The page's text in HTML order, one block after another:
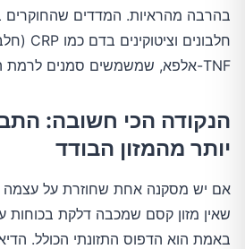
בהרבה מהראיות. המדדים שהחוקרים
TNF-אלפא, שמשמשים סמנים לרמת הדלקת בגוף.
הנקודה הכי חשובה:
יותר מהמזון הבודד
אם יש מסקנה אחת שחוזרת על עצמה
שאין מזון קסם שמכבה דלקת
באמת הוא הדפוס התזונתי הכולל.